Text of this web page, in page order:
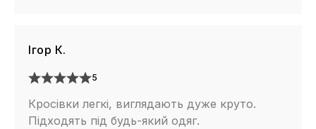
Ігор К.
5
Кросівки легкі, виглядають дуже круто.
Підходять під будь-який одяг.